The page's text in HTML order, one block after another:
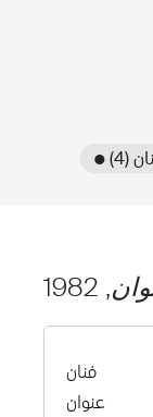
(4)
, 1982
فنان
عنوان